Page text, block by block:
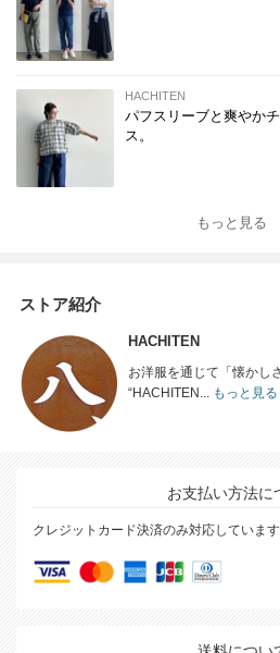
HACHITEN
パフスリーブと爽やか
ス。
もっと見る
ストア紹介
HACHITEN
お洋服を通じて「懐かし
“HACHITEN...もっと見る
お支払い方法に
クレジットカード決済のみ対応しています